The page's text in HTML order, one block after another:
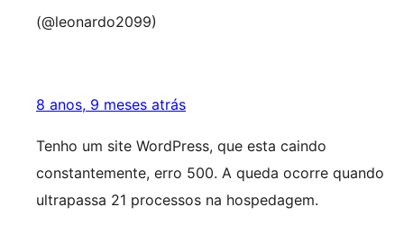
(@leonardo2099)
8 anos, 9 meses atrás
Tenho um site WordPress, que esta caindo
constantemente, erro 500. A queda ocorre quando
ultrapassa 21 processos na hospedagem.